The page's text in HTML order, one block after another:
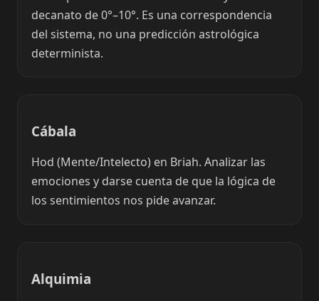
decanato de 0°–10°. Es una correspondencia
del sistema, no una predicción astrológica
determinista.
Cábala
Hod (Mente/Intelecto) en Briah. Analizar las
emociones y darse cuenta de que la lógica de
los sentimientos nos pide avanzar.
Alquimia